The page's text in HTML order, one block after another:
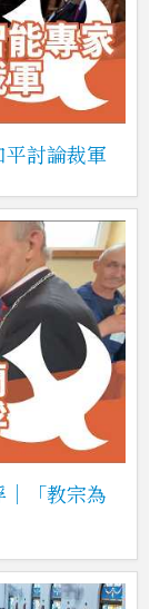
討論裁軍
｜「教宗為